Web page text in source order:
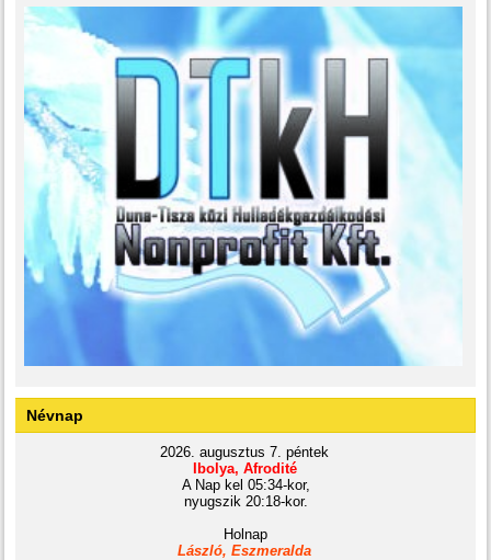
Névnap
2026. augusztus 7. péntek
Ibolya, Afrodité
A Nap kel 05:34-kor,
nyugszik 20:18-kor.
Holnap
László, Eszmeralda